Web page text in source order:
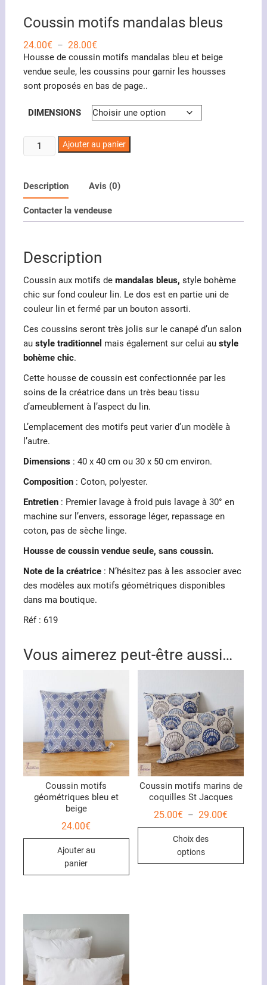
Coussin motifs mandalas bleus
24.00€ – 28.00€Plage
de
prix :
24.00€
à
28.00€
Housse de coussin motifs mandalas bleu et beige
vendue seule, les coussins pour garnir les housses
sont proposés en bas de page..
DIMENSIONS
quantité
de
motifs
mandalas
bleus
Ajouter au panier
Description Avis (0)
Contacter la vendeuse
Description
Coussin aux motifs de mandalas bleus, style bohème
chic sur fond couleur lin. Le dos est en partie uni de
couleur lin et fermé par un bouton assorti.
Ces coussins seront très jolis sur le canapé d’un salon
au style traditionnel mais également sur celui au style
bohème chic.
Cette housse de coussin est confectionnée par les
soins de la créatrice dans un très beau tissu
d’ameublement à l’aspect du lin.
L’emplacement des motifs peut varier d’un modèle à
l’autre.
Dimensions: 40 x 40 cm ou 30 x 50 cm environ.
Composition: Coton, polyester.
Entretien: Premier lavage à froid puis lavage à 30° en
machine sur l’envers, essorage léger, repassage en
coton, pas de sèche linge.
Housse de coussin vendue seule, sans coussin.
Note de la créatrice: N’hésitez pas à les associer avec
des modèles aux motifs géométriques disponibles
dans ma boutique.
Réf : 619
Vous aimerez peut-être aussi…
Coussin motifs
géométriques bleu et
beige
24.00€
Ajouter au
panier
Coussin motifs marins de
coquilles St Jacques
25.00€ – 29.00€Plage
Choix des
options